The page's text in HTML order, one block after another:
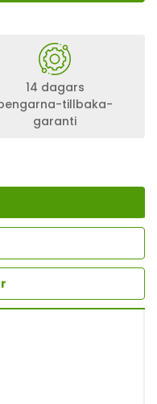
14 dagars
tillbaka-
garanti